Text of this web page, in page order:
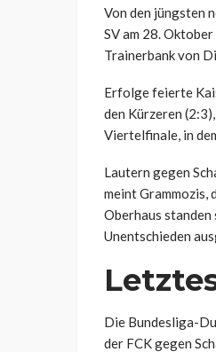
Von den jüngsten
SV am 28.
Trainerbank von
Erfolge feierte
den Kürzeren
Viertelfinale, in
Lautern gegen
meint
Oberhaus
Unentschieden
Die Bundesliga-
der FCK gegen